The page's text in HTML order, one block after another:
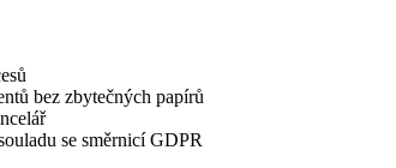
bez zbytečných papírů
se směrnicí GDPR